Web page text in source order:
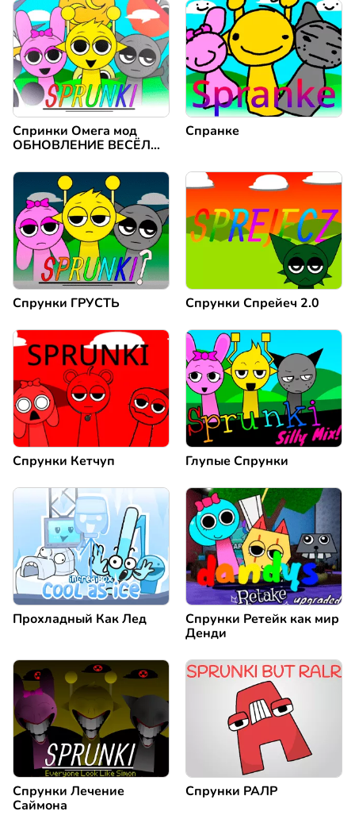
Спринки Омега мод
ОБНОВЛЕНИЕ ВЕСЁЛЫЕ
Спранке
Спрунки ГРУСТЬ Спрунки Спрейеч 2.0
Спрунки Кетчуп Глупые Спрунки
Прохладный Как Лед
Спрунки Ретейк как мир
Денди
Спрунки Лечение
Саймона
Спрунки РАЛР